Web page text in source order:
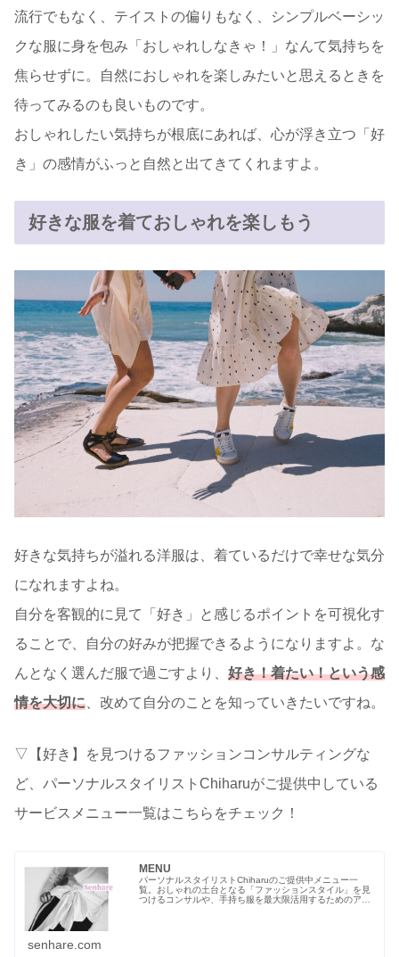
流行でもなく、テイストの偏りもなく、シンプルベーシッ
クな服に身を包み「おしゃれしなきゃ！」なんて気持ちを
焦らせずに。自然におしゃれを楽しみたいと思えるときを
待ってみるのも良いものです。
おしゃれしたい気持ちが根底にあれば、心が浮き立つ「好
き」の感情がふっと自然と出てきてくれますよ。
好きな服を着ておしゃれを楽しもう
好きな気持ちが溢れる洋服は、着ているだけで幸せな気分
になれますよね。
自分を客観的に見て「好き」と感じるポイントを可視化す
ることで、自分の好みが把握できるようになりますよ。な
んとなく選んだ服で過ごすより、 好き！着たい！という感
情を大切に 、改めて自分のことを知っていきたいですね。
▽【好き】を見つけるファッションコンサルティングな
ど、パーソナルスタイリストChiharuがご提供中している
サービスメニュー一覧はこちらをチェック！
MENU
パーソナルスタイリストChiharuのご提供中メニュー一
覧。おしゃれの土台となる「ファッションスタイル」を見
つけるコンサルや、手持ち服を最大限活用するためのアド
senhare.com